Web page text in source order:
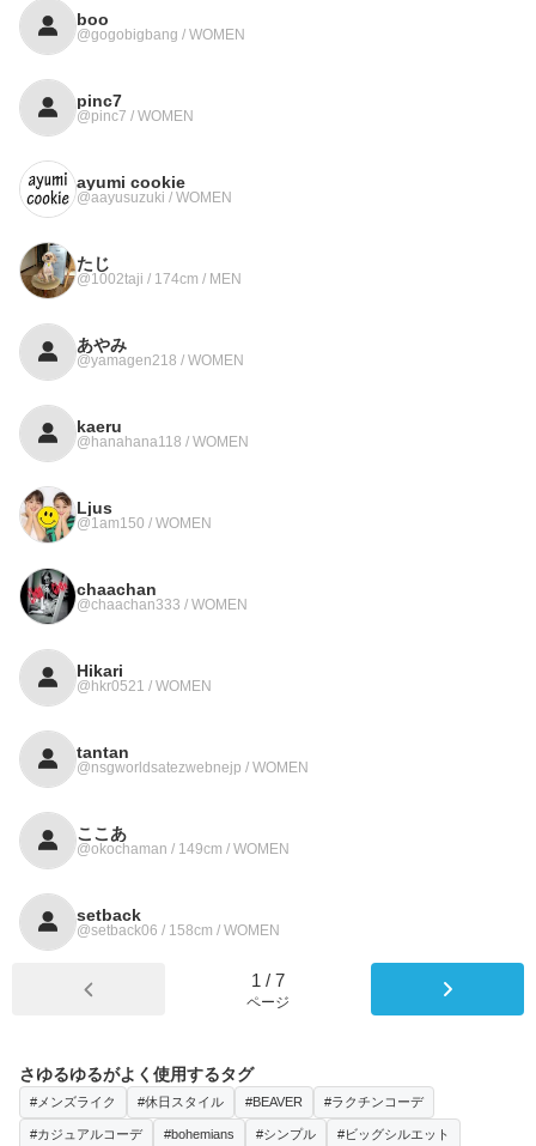
boo
@gogobigbang / WOMEN
pinc7
@pinc7 / WOMEN
ayumi cookie
@aayusuzuki / WOMEN
たじ
@1002taji / 174cm / MEN
あやみ
@yamagen218 / WOMEN
kaeru
@hanahana118 / WOMEN
Ljus
@1am150 / WOMEN
chaachan
@chaachan333 / WOMEN
Hikari
@hkr0521 / WOMEN
tantan
@nsgworldsatezwebnejp / WOMEN
ここあ
@okochaman / 149cm / WOMEN
setback
@setback06 / 158cm / WOMEN
1 / 7
ページ
さゆるゆるがよく使用するタグ
#メンズライク #休日スタイル #BEAVER #ラクチンコーデ
#カジュアルコーデ #bohemians #シンプル #ビッグシルエット